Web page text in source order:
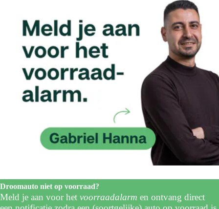
Droomauto niet op voorraad?
Meld je aan voor het voorraadalarm en ontvang direct